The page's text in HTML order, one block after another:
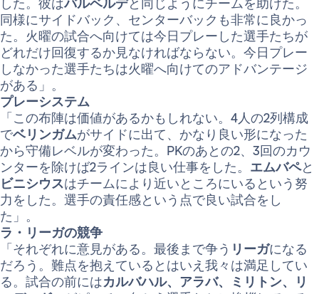
した。彼はバルベルデと同じようにチームを助けた。
同様にサイドバック、センターバックも非常に良かっ
た。火曜の試合へ向けては今日プレーした選手たちが
どれだけ回復するか見なければならない。今日プレー
しなかった選手たちは火曜へ向けてのアドバンテージ
がある」。
プレーシステム
「この布陣は価値があるかもしれない。4人の2列構成
でベリンガムがサイドに出て、かなり良い形になった
から守備レベルが変わった。PKのあとの2、3回のカウ
ンターを除けば2ラインは良い仕事をした。 エムバペと
ビニシウスはチームにより近いところにいるという努
力をした。選手の責任感という点で良い試合をし
た」。
ラ・リーガの競争
「それぞれに意見がある。最後まで争う リーガになる
だろう。難点を抱えているとはいえ我々は満足してい
る。試合の前にはカルバハル、アラバ、ミリトン、リ